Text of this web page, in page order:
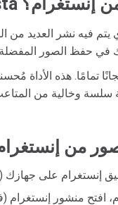
يتم فيه نشر العديد
من